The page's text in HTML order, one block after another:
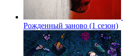
Рожденный заново (1 сезон)